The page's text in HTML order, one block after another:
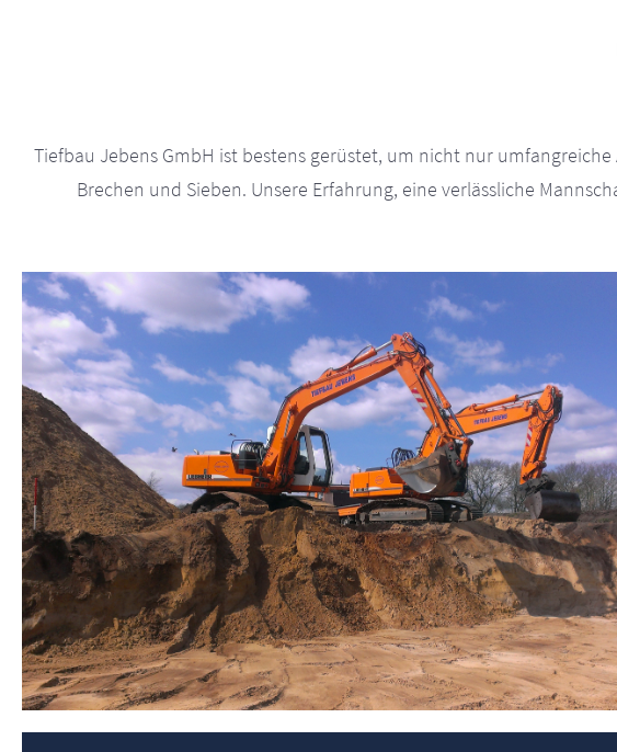
Tiefbau Jebens GmbH ist bestens gerüstet, um nicht nur
Brechen und Sieben. Unsere Erfahrung, eine verlässliche